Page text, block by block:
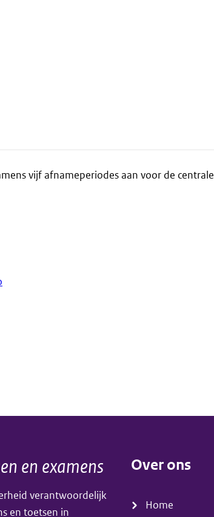
vijf afnameperiodes aan voor de centrale
en examens
verantwoordelijk
en toetsen in
Over ons
Home